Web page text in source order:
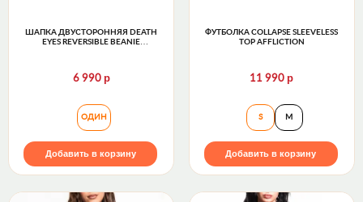
ШАПКА ДВУСТОРОННЯЯ DEATH
EYES REVERSIBLE BEANIE
6 990 р
Шапка двусторонняя Death Eyes Reversible Beanie
ОДИН
Добавить в корзину
ФУТБОЛКА COLLAPSE SLEEVELESS
TOP AFFLICTION
11 990р
Футболка
S M
Добавить в корзину